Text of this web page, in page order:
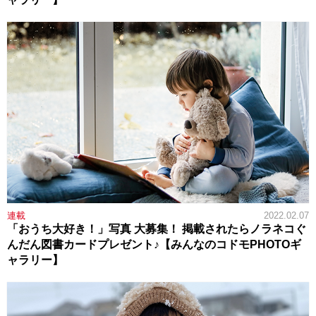
連載 2022.02.07
「おうち大好き！」写真 大募集！ 掲載されたらノラネコぐ
んだん図書カードプレゼント♪【みんなのコドモPHOTOギ
ャラリー】